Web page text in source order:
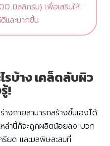
มิลลิกรัม) เพื่อเสริมให้
และมากขึ้น
รบ้าง เคล็ดลับผิว
!
างกายสามารถสร้างขึ้นเองได้
หล่านี้ก็จะถูกผลิตน้อยลง บวก
รียด และมลพิษสะสมที่